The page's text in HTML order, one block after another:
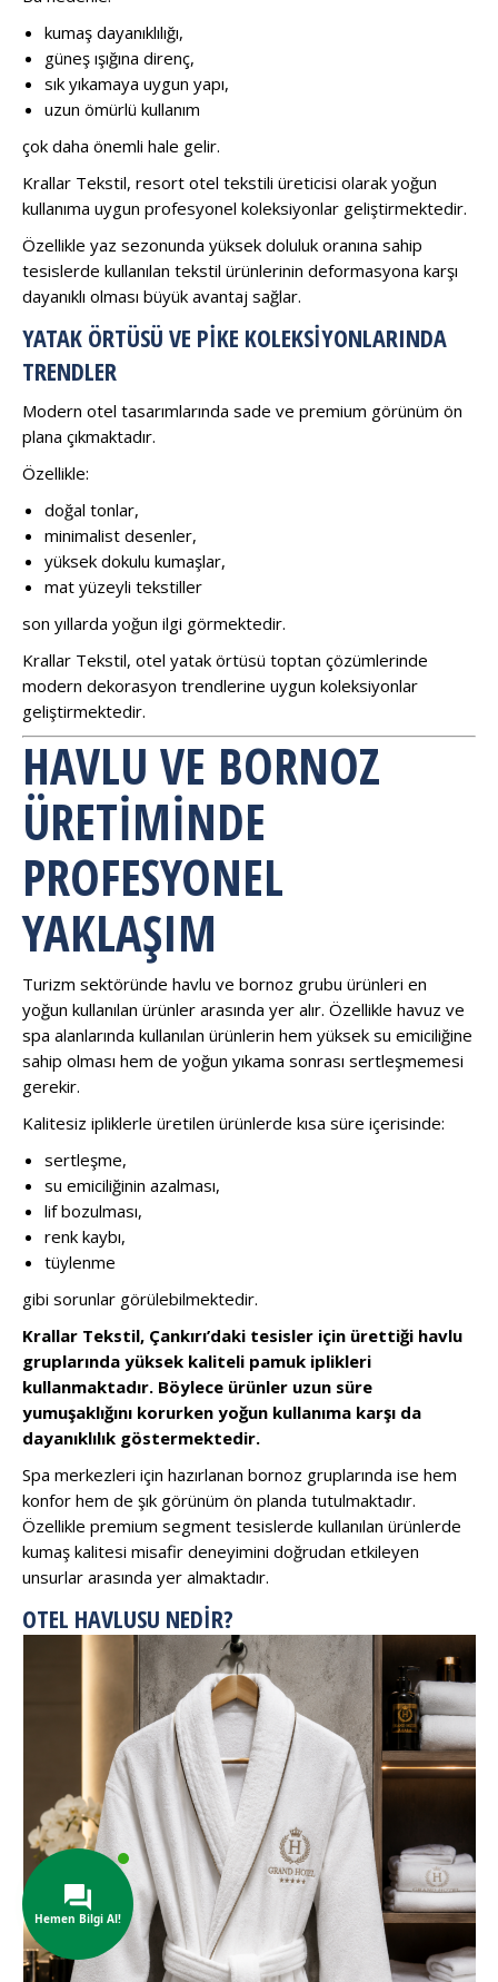
kumaş dayanıklılığı,
güneş ışığına direnç,
sık yıkamaya uygun yapı,
uzun ömürlü kullanım
çok daha önemli hale gelir.
Krallar Tekstil, resort otel tekstili üreticisi olarak yoğun
kullanıma uygun profesyonel koleksiyonlar geliştirmektedir.
Özellikle yaz sezonunda yüksek doluluk oranına sahip
tesislerde kullanılan tekstil ürünlerinin deformasyona karşı
dayanıklı olması büyük avantaj sağlar.
YATAK ÖRTÜSÜ VE PIKE KOLEKSIYONLARINDA
TRENDLER
Modern otel tasarımlarında sade ve premium görünüm ön
plana çıkmaktadır.
Özellikle:
doğal tonlar,
minimalist desenler,
yüksek dokulu kumaşlar,
mat yüzeyli tekstiller
son yıllarda yoğun ilgi görmektedir.
Krallar Tekstil, otel yatak örtüsü toptan çözümlerinde
modern dekorasyon trendlerine uygun koleksiyonlar
geliştirmektedir.
HAVLU VE BORNOZ
ÜRETIMINDE
PROFESYONEL
YAKLAŞIM
Turizm sektöründe havlu ve bornoz grubu ürünleri en
yoğun kullanılan ürünler arasında yer alır. Özellikle havuz ve
spa alanlarında kullanılan ürünlerin hem yüksek su emiciliğine
sahip olması hem de yoğun yıkama sonrası sertleşmemesi
gerekir.
Kalitesiz ipliklerle üretilen ürünlerde kısa süre içerisinde:
sertleşme,
su emiciliğinin azalması,
lif bozulması,
renk kaybı,
tüylenme
gibi sorunlar görülebilmektedir.
Krallar Tekstil, Çankırı’daki tesisler için ürettiği havlu
gruplarında yüksek kaliteli pamuk iplikleri
kullanmaktadır. Böylece ürünler uzun süre
yumuşaklığını korurken yoğun kullanıma karşı da
dayanıklılık göstermektedir.
Spa merkezleri için hazırlanan bornoz gruplarında ise hem
konfor hem de şık görünüm ön planda tutulmaktadır.
Özellikle premium segment tesislerde kullanılan ürünlerde
kumaş kalitesi misafir deneyimini doğrudan etkileyen
unsurlar arasında yer almaktadır.
OTEL HAVLUSU NEDIR?